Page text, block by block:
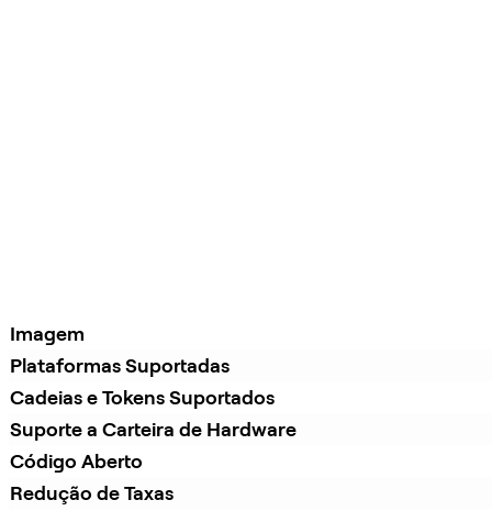
Imagem
Plataformas Suportadas
Cadeias e Tokens Suportados
Suporte a Carteira de Hardware
Código Aberto
Redução de Taxas